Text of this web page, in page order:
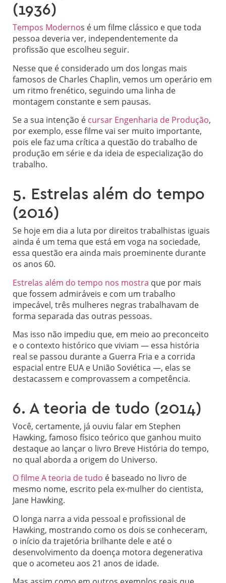
(1936)
Tempos Modernos é um filme clássico e que toda
pessoa deveria ver, independentemente da
profissão que escolheu seguir.
Nesse que é considerado um dos longas mais
famosos de Charles Chaplin, vemos um operário em
um ritmo frenético, seguindo uma linha de
montagem constante e sem pausas.
Se a sua intenção é cursar Engenharia de Produção,
por exemplo, esse filme vai ser muito importante,
pois ele faz uma crítica a questão do trabalho de
produção em série e da ideia de especialização do
trabalho.
5. Estrelas além do tempo
(2016)
Se hoje em dia a luta por direitos trabalhistas iguais
ainda é um tema que está em voga na sociedade,
essa questão era ainda mais proeminente durante
os anos 60.
Estrelas além do tempo nos mostra que por mais
que fossem admiráveis e com um trabalho
impecável, três mulheres negras trabalhavam de
forma separada das outras pessoas.
Mas isso não impediu que, em meio ao preconceito
e o contexto histórico que viviam — essa história
real se passou durante a Guerra Fria e a corrida
espacial entre EUA e União Soviética —, elas se
destacassem e comprovassem a competência.
6. A teoria de tudo (2014)
Você, certamente, já ouviu falar em Stephen
Hawking, famoso físico teórico que ganhou muito
destaque ao lançar o livro Breve História do tempo,
no qual aborda a origem do Universo.
O filme A teoria de tudo é baseado no livro de
mesmo nome, escrito pela ex-mulher do cientista,
Jane Hawking.
O longa narra a vida pessoal e profissional de
Hawking, mostrando como os dois se conheceram,
o início da trajetória brilhante dele e até o
desenvolvimento da doença motora degenerativa
que o acometeu aos 21 anos de idade.